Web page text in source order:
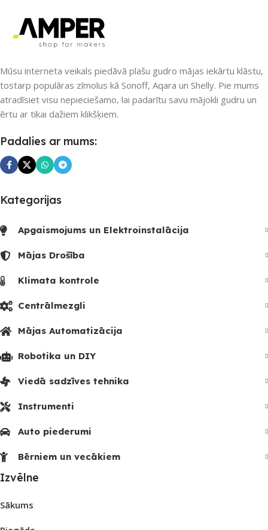
UZREIZ PIEEJAMAIS
SKAITS
1 Nē
UZREIZ PIEEJAMAIS
Mūsu interneta veikals piedāvā plašu gudro mājas iekārtu klāstu,
tostarp populāras zīmolus kā Sonoff, Aqara un Shelly. Pie mums
atradīsiet visu nepieciešamo, lai padarītu savu mājokli gudru un
ērtu ar tikai dažiem klikšķiem.
Padalies ar mums:
Kategorijas
Apgaismojums un Elektroinstalācija
Mājas Drošība
Klimata kontrole
Centrālmezgli
Mājas Automatizācija
Robotika un DIY
Viedā sadzīves tehnika
Instrumenti
Auto piederumi
Bērniem un vecākiem
Izvēlne
Sākums